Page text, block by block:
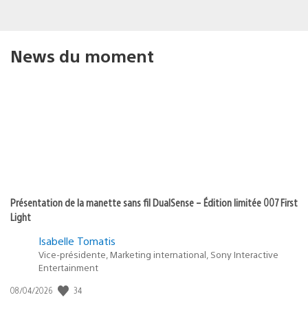
News du moment
Présentation de la manette sans fil DualSense – Édition limitée 007 First
Light
Isabelle Tomatis
Vice-présidente, Marketing international, Sony Interactive
Entertainment
Date
08/04/2026 34